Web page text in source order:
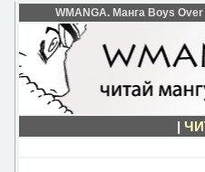
WMANGA. Манга Boys
|